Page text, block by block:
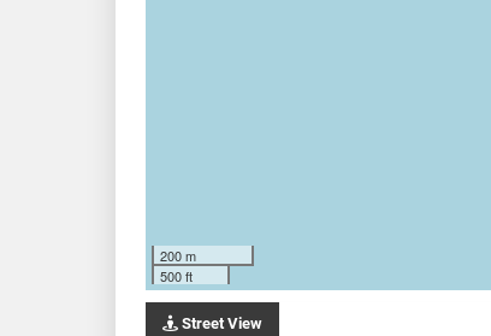
200 m
500 ft
Street View